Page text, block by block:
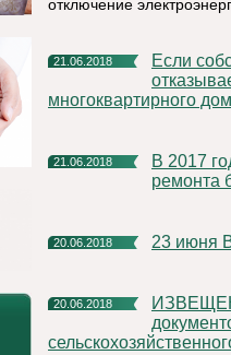
отключение
21.06.2018
Если собственник квартиры игнорирует квитанции и
многоквартирного
21.06.2018
В 2017 году в Княжпогостском районе в рамках капитального
ремонта
20.06.2018 23 июня
20.06.2018
ИЗВЕЩЕНИЕ о размещении промежуточных отчетных